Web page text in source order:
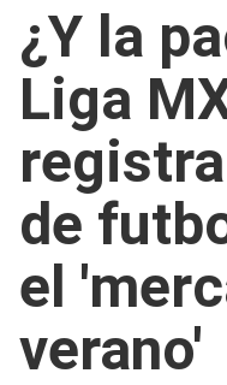
¿Y la
Liga
de
el
verano'